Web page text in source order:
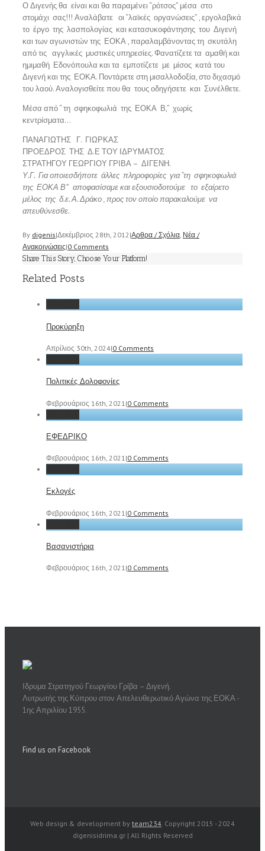
Ο Διγενής θα είναι και θα παραμένει “ρότσος” μέσα στο
στομάχι σας!!! Αναλάβατε οι “λαϊκές οργανώσεις” , εργολαβικά
το έργο της λασπολογίας και κατασυκοφάντησης του Διγενή
και των αγωνιστών της ΕΟΚΑ , παραλαμβάνοντας τη σκυτάλη
από τις αγγλικές μυστικές υπηρεσίες. Φανατίζετε τα αμαθή και
ημιμαθή Εδονόπουλα και τα εμποτίζετε με μίσος κατά του
Διγενή και της ΕΟΚΑ. Ποντάρετε στη μισαλλοδοξία, στο διχασμό
του λαού. Αναλογισθείτε που θα τους οδηγήσετε και Συνέλθετε.
Μέσα από “ τη σφηκοφωλιά της ΕΟΚΑ Β,” χωρίς
κεντρίσματα…
ΠΑΝΑΓΙΩΤΗΣ Γ. ΓΙΩΡΚΑΣ
ΠΡΟΕΔΡΟΣ ΤΗΣ Δ.Ε ΤΟΥ ΙΔΡΥΜΑΤΟΣ
ΣΤΡΑΤΗΓΟΥ ΓΕΩΡΓΙΟΥ ΓΡΙΒΑ – ΔΙΓΕΝΗ.
Υ.Γ. Για οποιεσδήποτε άλλες πληροφορίες για “τη σφηκοφωλιά
της ΕΟΚΑ Β” αποφασίσαμε και εξουσιοδοτούμε το εξαίρετο
μέλος της δ.ε. Α. Δράκο , προς τον οποίο παρακαλούμε να
απευθύνεσθε.
By digenis|Δεκέμβριος 28th, 2012 |Αρθρα / Σχόλια, Νέα /
Ανακοινώσεις|0 Comments
Share This Story, Choose Your Platform!
Related Posts
Προκύρηξη
Απρίλιος 30th, 2024|0 Comments
Πολιτικές Δολοφονίες
Φεβρουάριος 16th, 2021 |0 Comments
ΕΦΕΔΡΙΚΟ
Φεβρουάριος 16th, 2021|0 Comments
Εκλογές
Φεβρουάριος 16th, 2021 |0 Comments
Βασανιστήρια
Φεβρουάριος 16th, 2021|0 Comments
Ιδρυμα Στρατηγού Γεωργίου Γρίβα – Διγενή.
Λυτρωτής της Κύπρου στον Απελευθερωτικό Αγώνα της ΕΟΚΑ -
1ης Απριλίου 1955.
Find us on Facebook
Web design & development by team234. Copyright 2015 - 2024
digenisidrima.gr | All Rights Reserved